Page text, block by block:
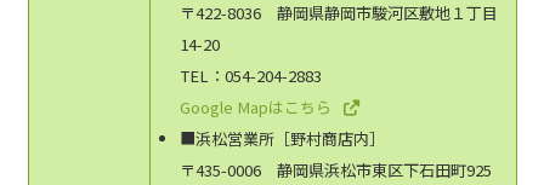
〒422-8036 静岡県静岡市駿河区敷地１丁目
14-20
TEL：054-204-2883
Google Mapはこちら
■浜松営業所［野村商店内］
〒435-0006 静岡県浜松市東区下石田町925